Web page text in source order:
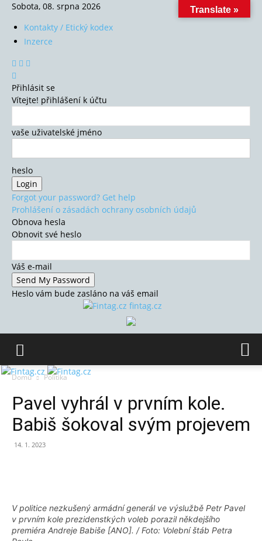
Sobota, 08. srpna 2026
Kontakty / Etický kodex
Inzerce
Přihlásit se
Vítejte! přihlášení k účtu
vaše uživatelské jméno
heslo
Forgot your password? Get help
Prohlášení o zásadách ochrany osobních údajů
Obnova hesla
Obnovit své heslo
Váš e-mail
Heslo vám bude zasláno na váš email
fintag.cz
Domů Politika
Pavel vyhrál v prvním kole.
Babiš šokoval svým projevem
14. 1. 2023
V politice nezkušený armádní generál ve výslužbě Petr Pavel
v prvním kole prezidenstkých voleb porazil někdejšího
premiéra Andreje Babiše [ANO]. / Foto: Volební štáb Petra
Translate »